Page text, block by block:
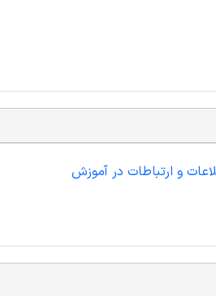
و ارتباطات در آموزش